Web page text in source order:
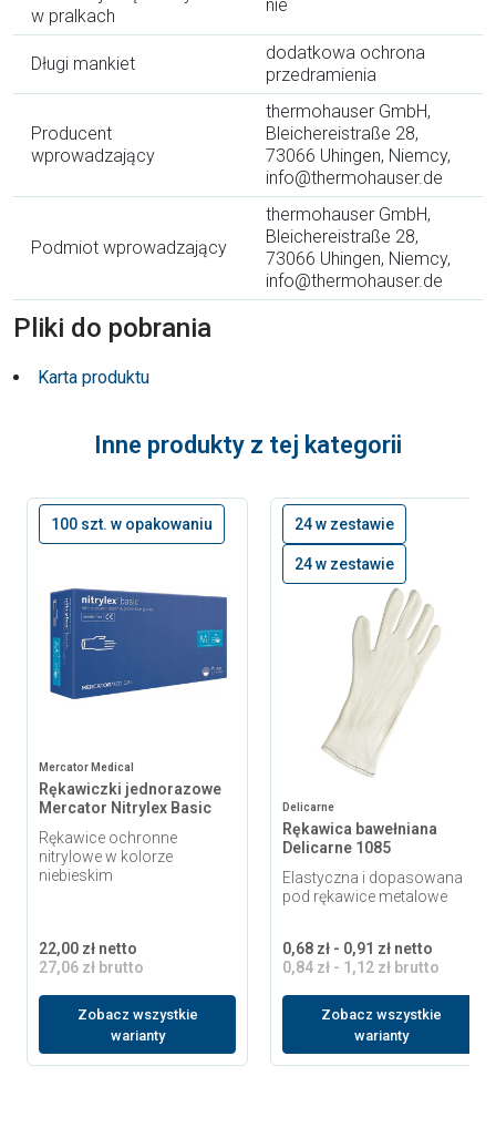
w pralkach
nie
Długi mankiet
dodatkowa ochrona
przedramienia
Producent
wprowadzający
thermohauser GmbH,
Bleichereistraße 28,
73066 Uhingen, Niemcy,
info@thermohauser.de
Podmiot wprowadzający
thermohauser GmbH,
Bleichereistraße 28,
73066 Uhingen, Niemcy,
info@thermohauser.de
Pliki do pobrania
Karta produktu
Inne produkty z tej kategorii
100 szt. w opakowaniu
Mercator Medical
Rękawiczki jednorazowe
Mercator Nitrylex Basic
Rękawice ochronne
nitrylowe w kolorze
niebieskim
22,00 zł netto
27,06 zł brutto
Zobacz wszystkie
warianty
24 w zestawie
24 w zestawie
Delicarne
Rękawica bawełniana
Delicarne 1085
Elastyczna i dopasowana
pod rękawice metalowe
0,68 zł - 0,91 zł netto
0,84 zł - 1,12 zł brutto
Zobacz wszystkie
warianty